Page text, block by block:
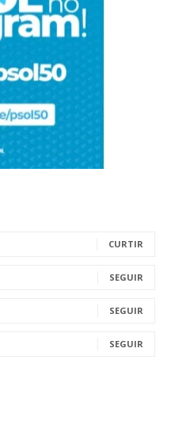
CURTIR
SEGUIR
SEGUIR
SEGUIR